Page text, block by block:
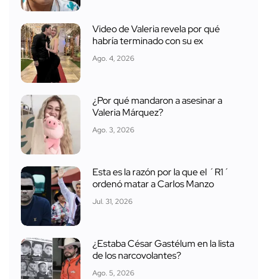
Video de Valeria revela por qué
habría terminado con su ex
Ago. 4, 2026
¿Por qué mandaron a asesinar a
Valeria Márquez?
Ago. 3, 2026
Esta es la razón por la que el ´R1´
ordenó matar a Carlos Manzo
Jul. 31, 2026
¿Estaba César Gastélum en la lista
de los narcovolantes?
Ago. 5, 2026